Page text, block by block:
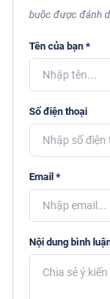
buộc được đánh
Tên của bạn *
Số điện thoại
Email *
Nội dung bình